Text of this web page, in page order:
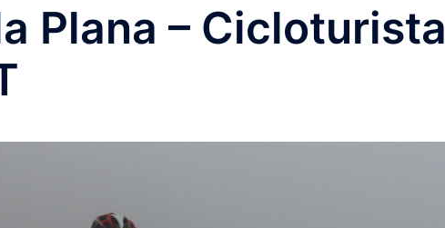
Plana – Cicloturista